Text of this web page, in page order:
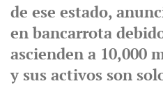
de ese estado,
en bancarrota
ascienden a 10,000
y sus activos son